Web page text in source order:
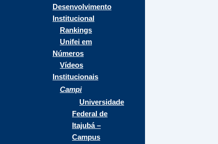
Desenvolvimento
Institucional
Rankings
Unifei em
Números
Vídeos
Institucionais
Campi
Universidade
Federal de
Itajubá –
Campus